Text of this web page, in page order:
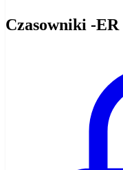
Czasowniki -